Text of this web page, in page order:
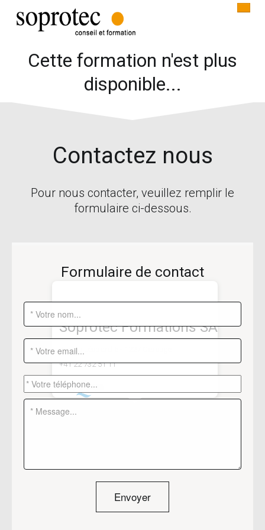
ACCUEIL
INFORMATIQUE
CONTACT
Cette formation n'est plus
disponible...
Contactez nous
Pour nous contacter, veuillez remplir le
formulaire ci-dessous.
Soprotec Formations SA
Rue du Léopard 5
+41 22 732 51 11
Formulaire de contact
Envoyer